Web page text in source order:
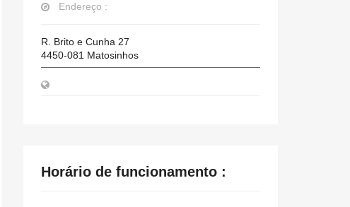
Endereço :
R. Brito e Cunha 27
4450-081 Matosinhos
Horário de funcionamento :